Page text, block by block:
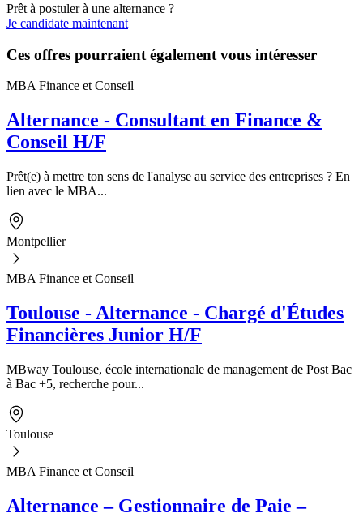
Prêt à postuler à une alternance ?
Je candidate maintenant
Ces offres pourraient également vous intéresser
MBA Finance et Conseil
Alternance - Consultant en Finance &
Conseil H/F
Prêt(e) à mettre ton sens de l'analyse au service des entreprises ? En
lien avec le MBA...
Montpellier
MBA Finance et Conseil
Toulouse - Alternance - Chargé d'Études
Financières Junior H/F
MBway Toulouse, école internationale de management de Post Bac
à Bac +5, recherche pour...
Toulouse
MBA Finance et Conseil
Alternance – Gestionnaire de Paie –